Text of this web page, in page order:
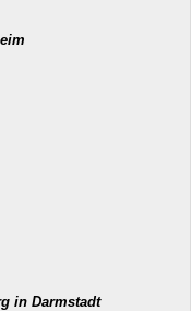
in Darmstadt